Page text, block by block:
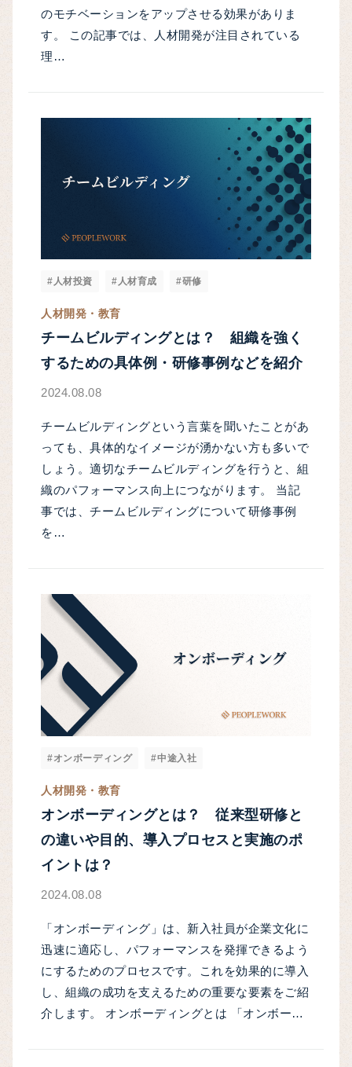
のモチベーションをアップさせる効果がありま
す。 この記事では、人材開発が注目されている
理…
#人材投資 #人材育成 #研修
人材開発・教育
チームビルディングとは？ 組織を強く
するための具体例・研修事例などを紹介
2024.08.08
チームビルディングという言葉を聞いたことがあ
っても、具体的なイメージが湧かない方も多いで
しょう。適切なチームビルディングを行うと、組
織のパフォーマンス向上につながります。 当記
事では、チームビルディングについて研修事例
を…
#オンボーディング #中途入社
人材開発・教育
オンボーディングとは？ 従来型研修と
の違いや目的、導入プロセスと実施のポ
イントは？
2024.08.08
「オンボーディング」は、新入社員が企業文化に
迅速に適応し、パフォーマンスを発揮できるよう
にするためのプロセスです。これを効果的に導入
し、組織の成功を支えるための重要な要素をご紹
介します。 オンボーディングとは 「オンボー…